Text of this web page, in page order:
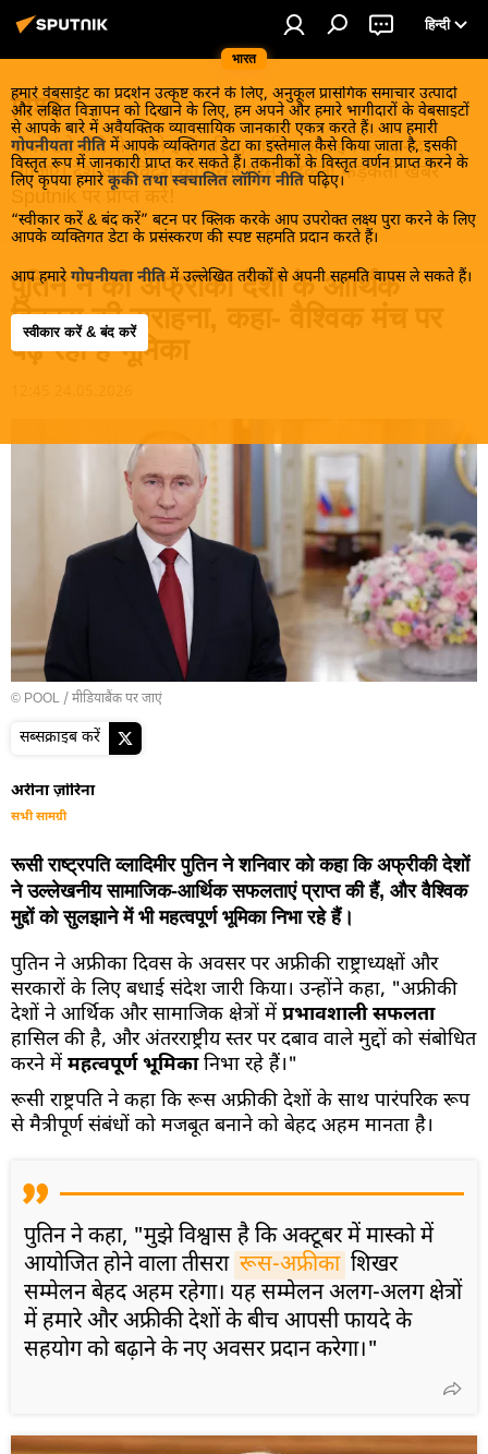
भारत
हिन्दी
हमारे वेबसाईट का प्रदर्शन उत्कृष्ट करने के लिए, अनुकूल प्रासंगिक समाचार उत्पादों
और लक्षित विज्ञापन को दिखाने के लिए, हम अपने और हमारे भागीदारों के वेबसाइटों
से आपके बारे में अवैयक्तिक व्यावसायिक जानकारी एकत्र करते हैं। आप हमारी
गोपनीयता नीति में आपके व्यक्तिगत डेटा का इस्तेमाल कैसे किया जाता है, इसकी
विस्तृत रूप में जानकारी प्राप्त कर सकते हैं। तकनीकों के विस्तृत वर्णन प्राप्त करने के
लिए कृपया हमारे कूकी तथा स्वचालित लॉगिंग नीति पढ़िए।
“स्वीकार करें & बंद करें” बटन पर क्लिक करके आप उपरोक्त लक्ष्य पुरा करने के लिए
आपके व्यक्तिगत डेटा के प्रसंस्करण की स्पष्ट सहमति प्रदान करते हैं।
आप हमारे गोपनीयता नीति में उल्लेखित तरीकों से अपनी सहमति वापस ले सकते हैं।
स्वीकार करें & बंद करें
विश्व
खबरें ठंडे होने से पहले इन्हें पढ़िए, जानिए और इनका आनंद
लीजिए। देश और विदेश की गरमा गरम तड़कती फड़कती खबरें
Sputnik पर प्राप्त करें!
पुतिन ने की अफ्रीकी देशों के आर्थिक
विकास की सराहना, कहा- वैश्विक मंच पर
बढ़ रही है भूमिका
© POOL /मीडियाबैंक पर जाएं
सब्सक्राइब करें
अरीना ज़ोरिना
सभी सामग्री
रूसी राष्ट्रपति व्लादिमीर पुतिन ने शनिवार को कहा कि अफ्रीकी देशों
ने उल्लेखनीय सामाजिक-आर्थिक सफलताएं प्राप्त की हैं, और वैश्विक
मुद्दों को सुलझाने में भी महत्वपूर्ण भूमिका निभा रहे हैं।
पुतिन ने अफ्रीका दिवस के अवसर पर अफ्रीकी राष्ट्राध्यक्षों और
सरकारों के लिए बधाई संदेश जारी किया। उन्होंने कहा, "अफ्रीकी
देशों ने आर्थिक और सामाजिक क्षेत्रों में प्रभावशाली सफलता
हासिल की है, और अंतरराष्ट्रीय स्तर पर दबाव वाले मुद्दों को संबोधित
करने में महत्वपूर्ण भूमिकानिभा रहे हैं।"
रूसी राष्ट्रपति ने कहा कि रूस अफ्रीकी देशों के साथ पारंपरिक रूप
से मैत्रीपूर्ण संबंधों को मजबूत बनाने को बेहद अहम मानता है।
पुतिन ने कहा, "मुझे विश्वास है कि अक्टूबर में मास्को में
आयोजित होने वाला तीसरा रूस-अफ्रीका शिखर
सम्मेलन बेहद अहम रहेगा। यह सम्मेलन अलग-अलग क्षेत्रों
में हमारे और अफ्रीकी देशों के बीच आपसी फायदे के
सहयोग को बढ़ाने के नए अवसर प्रदान करेगा।"